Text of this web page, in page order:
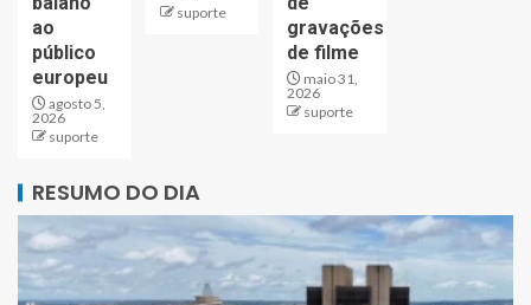
ao
público
europeu
agosto 5,
2026
suporte
suporte
gravações
de filme
maio 31,
2026
suporte
RESUMO DO DIA